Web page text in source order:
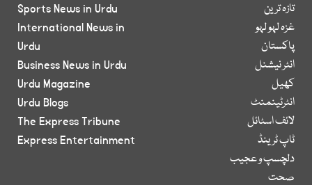
تازہ ترین
غزہ لہو لہو
پاکستان
انٹر نیشنل
کھیل
انٹرٹینمنٹ
لائف اسٹائل
ٹاپ ٹرینڈ
دلچسپ و عجیب
صحت
Sports News in Urdu
International News in
Urdu
Business News in Urdu
Urdu Magazine
Urdu Blogs
The Express Tribune
Express Entertainment